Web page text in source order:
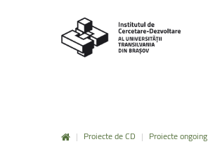
| Proiecte de CD | Proiecte ongoing